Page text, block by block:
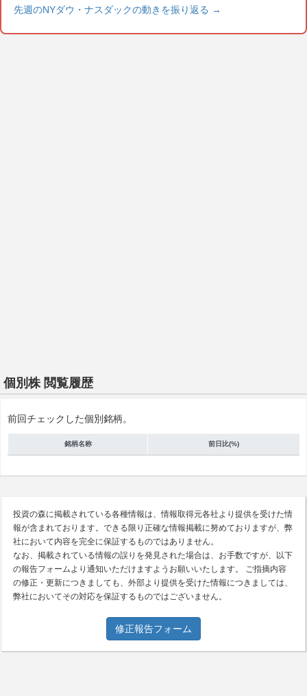
先週のNYダウ・ナスダックの動きを振り返る →
個別株 閲覧履歴
前回チェックした個別銘柄。
銘柄名称 前日比(%)
投資の森に掲載されている各種情報は、情報取得元各社より提供を受けた情
報が含まれております。できる限り正確な情報掲載に努めておりますが、弊
社において内容を完全に保証するものではありません。
なお、掲載されている情報の誤りを発見された場合は、お手数ですが、以下
の報告フォームより通知いただけますようお願いいたします。 ご指摘内容
の修正・更新につきましても、外部より提供を受けた情報につきましては、
弊社においてその対応を保証するものではございません。
修正報告フォーム